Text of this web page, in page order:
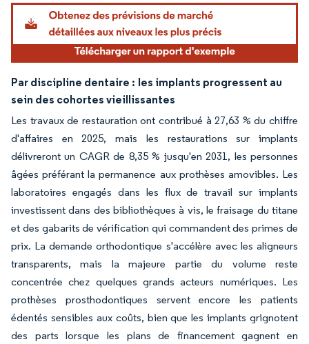
Par discipline dentaire : les implants progressent au
sein des cohortes vieillissantes
Les travaux de restauration ont contribué à 27,63 % du chiffre
d'affaires en 2025, mais les restaurations sur implants
délivreront un CAGR de 8,35 % jusqu'en 2031, les personnes
âgées préférant la permanence aux prothèses amovibles. Les
laboratoires engagés dans les flux de travail sur implants
investissent dans des bibliothèques à vis, le fraisage du titane
et des gabarits de vérification qui commandent des primes de
prix. La demande orthodontique s'accélère avec les aligneurs
transparents, mais la majeure partie du volume reste
concentrée chez quelques grands acteurs numériques. Les
prothèses prosthodontiques servent encore les patients
édentés sensibles aux coûts, bien que les implants grignotent
des parts lorsque les plans de financement gagnent en